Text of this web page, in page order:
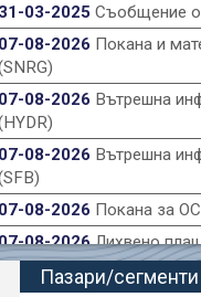
финансов
г.
31-03-2025 Съобщение
07-08-2026 Покана и
07-08-2026 Вътрешна
07-08-2026 Вътрешна
07-08-2026 Покана за
08-2026Лихвено
Пазари/сегменти